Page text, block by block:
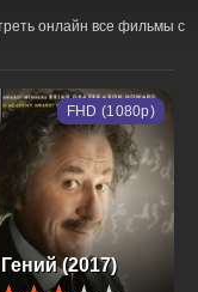
онлайн все фильмы с
Гений (2017)
FHD (1080p)